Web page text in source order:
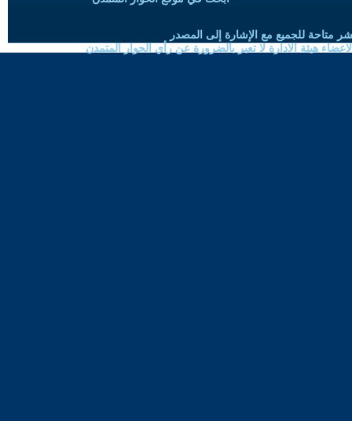
متاحة للجميع مع الإشارة إلى المصدر
هيئة الادارة لا تعبر بالضرورة عن رأي الحوار المتمدن